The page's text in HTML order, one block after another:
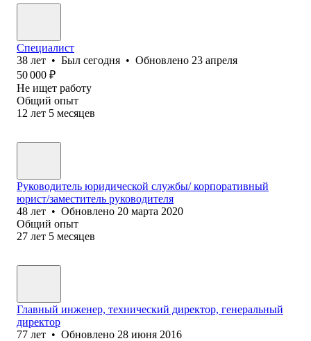
Специалист
38 лет • Был сегодня • Обновлено 23 апреля
50 000 ₽
Не ищет работу
Общий опыт
12 лет 5 месяцев
Руководитель юридической службы/ корпоративный
юрист/заместитель руководителя
48 лет • Обновлено 20 марта 2020
Общий опыт
27 лет 5 месяцев
Главный инженер, технический директор, генеральный
директор
77 лет • Обновлено 28 июня 2016